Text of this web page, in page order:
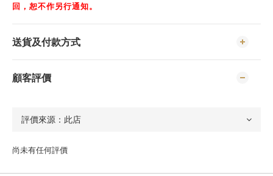
回，恕不作另行通知。
送貨及付款方式
顧客評價
尚未有任何評價